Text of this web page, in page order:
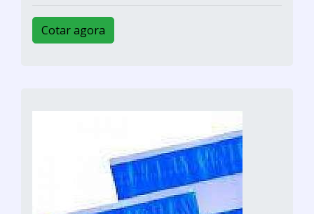
Cotar agora